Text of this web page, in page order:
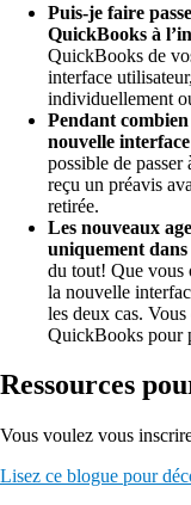
Puis-je faire
QuickBooks à
QuickBooks de
interface
individuellement
Pendant
nouvelle
possible de
reçu un préavis
retirée.
Les nouveaux
uniquement
du tout! Que vous
la nouvelle
les deux cas.
QuickBooks pour
Ressources
Vous voulez vous
Lisez ce blogue pour